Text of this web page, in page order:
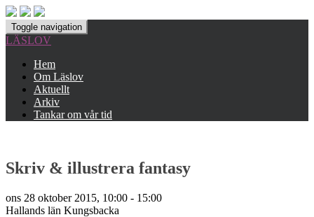
Toggle navigation
LÄSLOV
Hem
Om Läslov
Aktuellt
Arkiv
Tankar om vår tid
Skriv & illustrera fantasy
ons 28 oktober 2015, 10:00 - 15:00
Hallands län Kungsbacka